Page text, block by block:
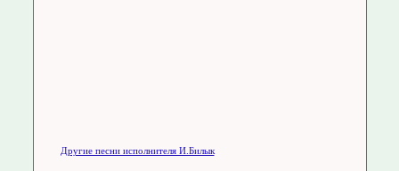
Другие песни исполнителя И.Билык